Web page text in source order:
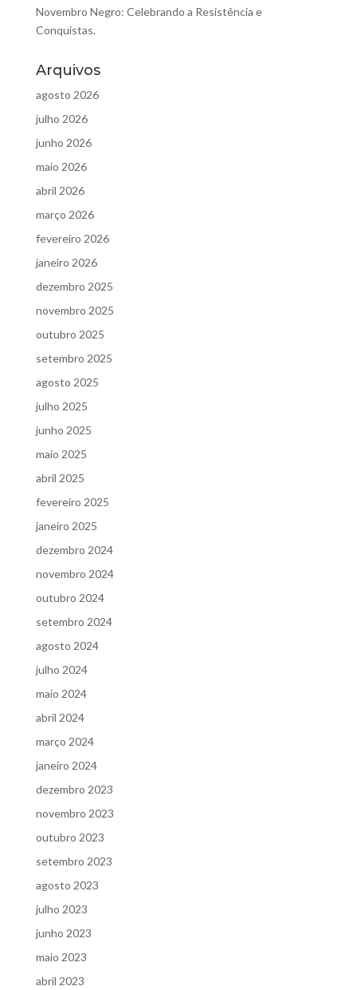
Novembro Negro: Celebrando a Resistência e
Conquistas.
Arquivos
agosto 2026
julho 2026
junho 2026
maio 2026
abril 2026
março 2026
fevereiro 2026
janeiro 2026
dezembro 2025
novembro 2025
outubro 2025
setembro 2025
agosto 2025
julho 2025
junho 2025
maio 2025
abril 2025
fevereiro 2025
janeiro 2025
dezembro 2024
novembro 2024
outubro 2024
setembro 2024
agosto 2024
julho 2024
maio 2024
abril 2024
março 2024
janeiro 2024
dezembro 2023
novembro 2023
outubro 2023
setembro 2023
agosto 2023
julho 2023
junho 2023
maio 2023
abril 2023